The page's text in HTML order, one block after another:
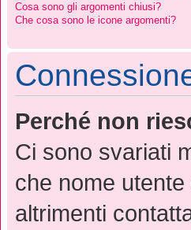
Cosa sono gli argomenti chiusi?
Che cosa sono le icone argomenti?
Perché non
Ci sono svariati
che nome
altrimenti